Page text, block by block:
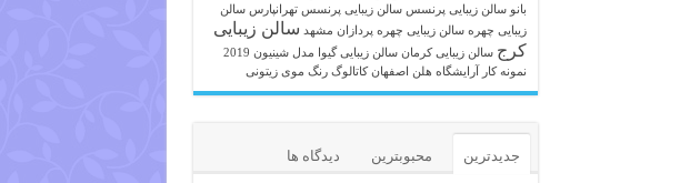
بانو سالن زیبایی پرنسس سالن زیبایی پرنسس تهرانپارس سالن
زیبایی چهره سالن زیبایی چهره پردازان مشهد سالن زیبایی
کرج سالن زیبایی کرمان سالن زیبایی گیوا
مدل شینیون 2019
نمونه کار آرایشگاه هلن اصفهان کاتالوگ رنگ موی زیتونی
جدیدترین محبوبترین دیدگاه ها